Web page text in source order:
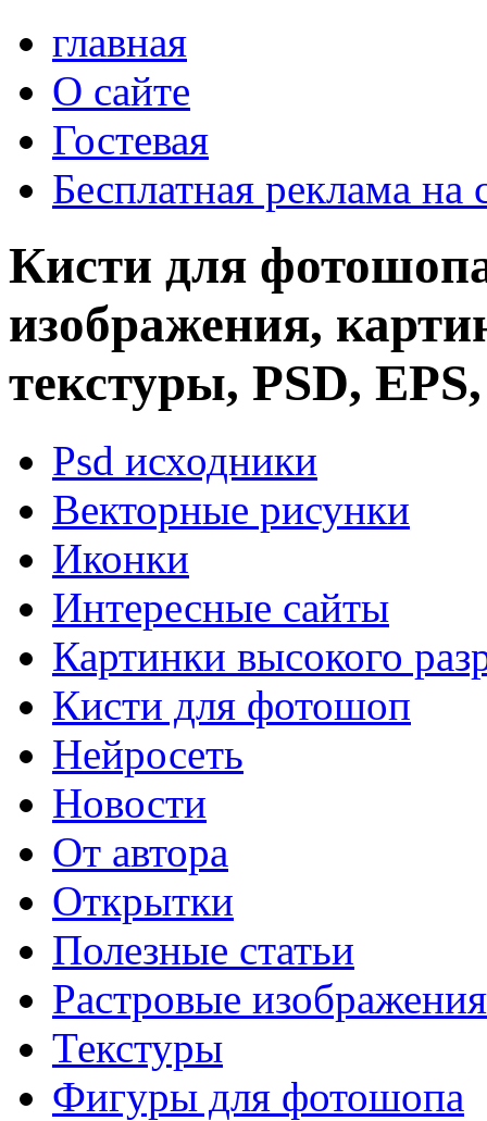
главная
О сайте
Гостевая
Бесплатная реклама на
Кисти для
изображения,
текстуры, PSD,
Psd исходники
Векторные рисунки
Иконки
Интересные сайты
Картинки высокого
Кисти для фотошоп
Нейросеть
Новости
От автора
Открытки
Полезные статьи
Растровые изображения
Текстуры
Фигуры для фотошопа